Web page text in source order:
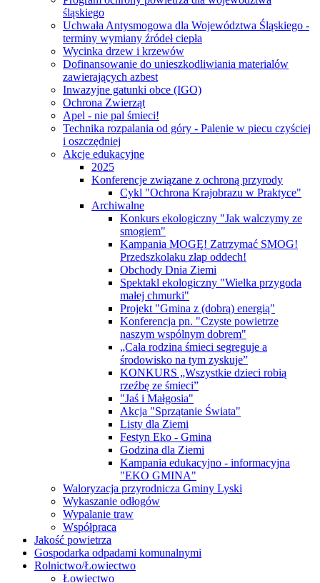
śląskiego
Uchwała Antysmogowa dla Województwa Śląskiego -
terminy wymiany źródeł ciepła
Wycinka drzew i krzewów
Dofinansowanie do unieszkodliwiania materialów
zawierających azbest
Inwazyjne gatunki obce (IGO)
Ochrona Zwierząt
Apel - nie pal śmieci!
Technika rozpalania od góry - Palenie w piecu czyściej
i oszczędniej
Akcje edukacyjne
2025
Konferencje związane z ochroną przyrody
Cykl "Ochrona Krajobrazu w Praktyce"
Archiwalne
Konkurs ekologiczny "Jak walczymy ze
smogiem"
Kampania MOGĘ! Zatrzymać SMOG!
Przedszkolaku złap oddech!
Obchody Dnia Ziemi
Spektakl ekologiczny "Wielka przygoda
małej chmurki"
Projekt "Gmina z (dobrą) energią"
Konferencja pn. "Czyste powietrze
naszym wspólnym dobrem"
„Cała rodzina śmieci segreguje a
środowisko na tym zyskuje”
KONKURS „Wszystkie dzieci robią
rzeźbę ze śmieci”
"Jaś i Małgosia"
Akcja "Sprzątanie Świata"
Listy dla Ziemi
Festyn Eko - Gmina
Godzina dla Ziemi
Kampania edukacyjno - informacyjna
"EKO GMINA"
Waloryzacja przyrodnicza Gminy Lyski
Wykaszanie odłogów
Wypalanie traw
Współpraca
Jakość powietrza
Gospodarka odpadami komunalnymi
Rolnictwo/Łowiectwo
Łowiectwo